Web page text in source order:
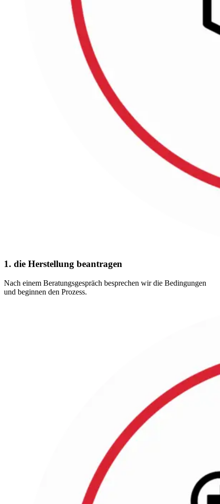
1. die Herstellung beantragen
Nach einem Beratungsgespräch besprechen wir die Bedingungen
und beginnen den Prozess.